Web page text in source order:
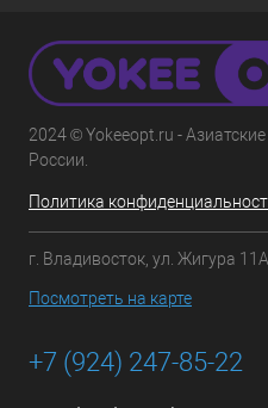
2024 © Yokeeopt.ru -
России.
Политика
г. Владивосток, ул. Жигура 11А
Посмотреть на карте
+7 (924) 247-85-22